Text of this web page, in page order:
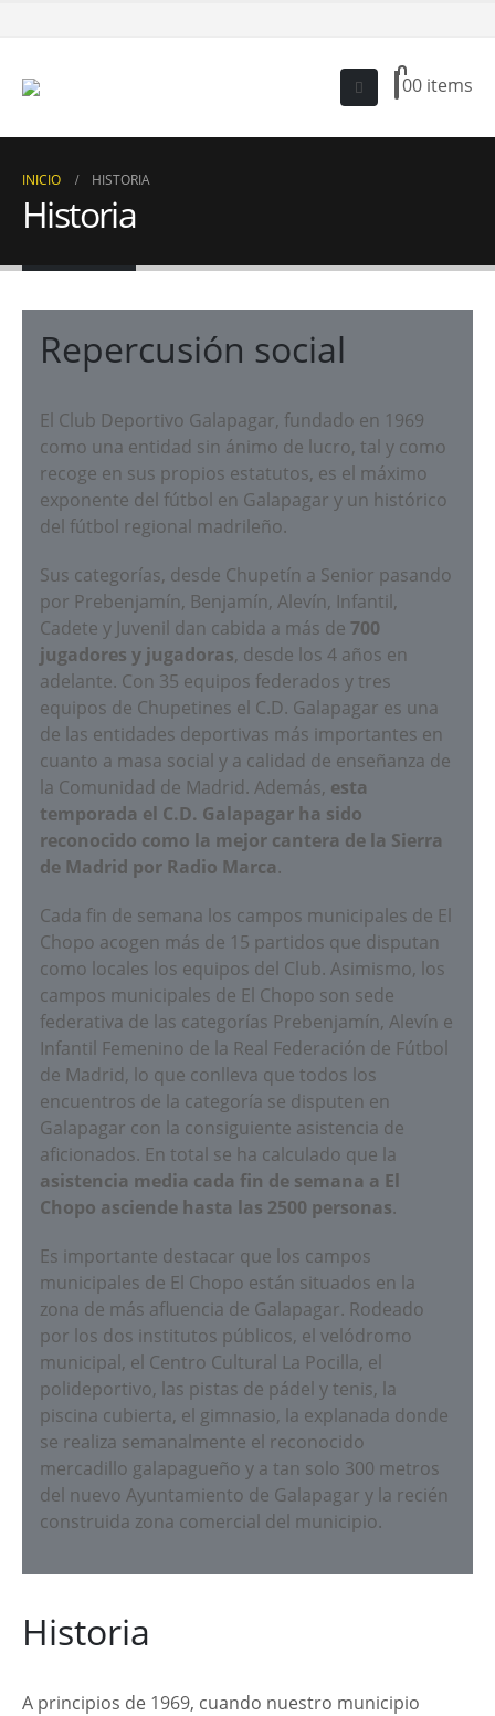
00 items
INICIO HISTORIA
Historia
Repercusión social
El Club Deportivo Galapagar, fundado en 1969
como una entidad sin ánimo de lucro, tal y como
recoge en sus propios estatutos, es el máximo
exponente del fútbol en Galapagar y un histórico
del fútbol regional madrileño.
Sus categorías, desde Chupetín a Senior pasando
por Prebenjamín, Benjamín, Alevín, Infantil,
Cadete y Juvenil dan cabida a más de 700
jugadores y jugadoras, desde los 4 años en
adelante. Con 35 equipos federados y tres
equipos de Chupetines el C.D. Galapagar es una
de las entidades deportivas más importantes en
cuanto a masa social y a calidad de enseñanza de
la Comunidad de Madrid. Además, esta
temporada el C.D. Galapagar ha sido
reconocido como la mejor cantera de la Sierra
de Madrid por Radio Marca.
Cada fin de semana los campos municipales de El
Chopo acogen más de 15 partidos que disputan
como locales los equipos del Club. Asimismo, los
campos municipales de El Chopo son sede
federativa de las categorías Prebenjamín, Alevín e
Infantil Femenino de la Real Federación de Fútbol
de Madrid, lo que conlleva que todos los
encuentros de la categoría se disputen en
Galapagar con la consiguiente asistencia de
aficionados. En total se ha calculado que la
asistencia media cada fin de semana a El
Chopo asciende hasta las 2500 personas.
Es importante destacar que los campos
municipales de El Chopo están situados en la
zona de más afluencia de Galapagar. Rodeado
por los dos institutos públicos, el velódromo
municipal, el Centro Cultural La Pocilla, el
polideportivo, las pistas de pádel y tenis, la
piscina cubierta, el gimnasio, la explanada donde
se realiza semanalmente el reconocido
mercadillo galapagueño y a tan solo 300 metros
del nuevo Ayuntamiento de Galapagar y la recién
construida zona comercial del municipio.
Historia
A principios de 1969, cuando nuestro municipio